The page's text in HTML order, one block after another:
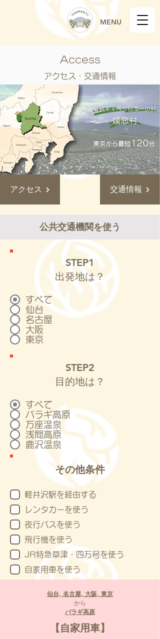
MENU
Access
​アクセス・交通情報
アクセス 交通情報
公共交通機関を使う
STEP1
​出発地は？
すべて
仙台
名古屋
大阪
東京
STEP2
​目的地は？
すべて
バラギ高原
万座温泉
浅間高原
鹿沢温泉
その他条件
軽井沢駅を経由する
レンタカーを使う
夜行バスを使う
飛行機を使う
JR特急草津・四万号を使う
自家用車を使う
仙台, 名古屋, 大阪, 東京
から
バラギ高原
【自家用車】